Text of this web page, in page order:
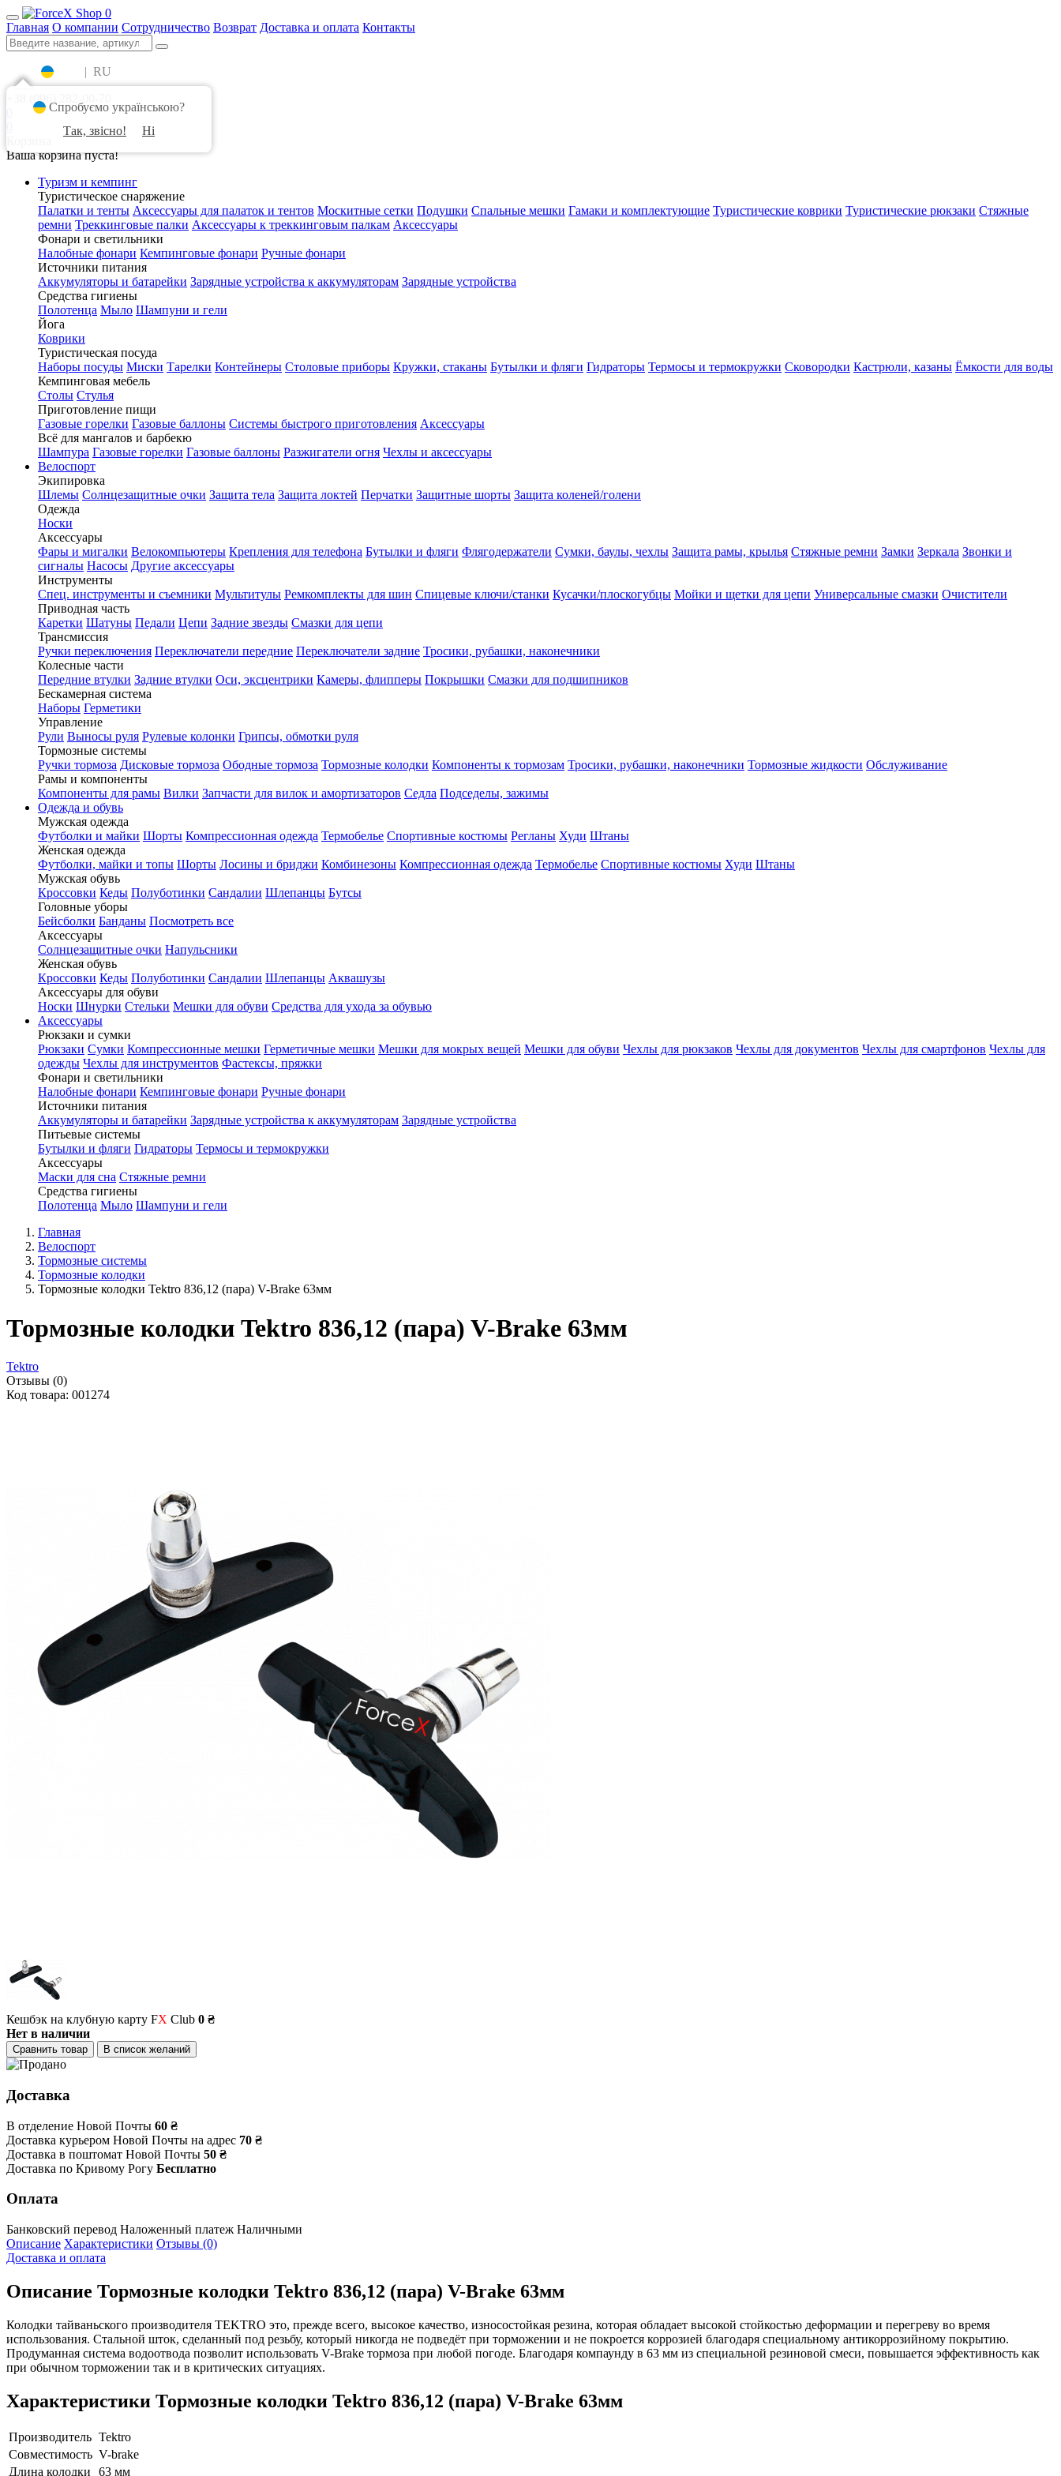
0
Главная О компании Сотрудничество Возврат Доставка и оплата Контакты
| RU
+38 (096) 282-00-70
Ваша корзина пуста!
Туризм и кемпинг
Туристическое снаряжение
Палатки и тенты Аксессуары для палаток и тентов Москитные сетки Подушки Спальные мешки Гамаки и комплектующие Туристические коврики Туристические рюкзаки Стяжные
ремни Треккинговые палки Аксессуары к треккинговым палкам Аксессуары
Фонари и светильники
Налобные фонари Кемпинговые фонари Ручные фонари
Источники питания
Аккумуляторы и батарейки Зарядные устройства к аккумуляторам Зарядные устройства
Средства гигиены
Полотенца Мыло Шампуни и гели
Йога
Коврики
Туристическая посуда
Наборы посуды Миски Тарелки Контейнеры Столовые приборы Кружки, стаканы Бутылки и фляги Гидраторы Термосы и термокружки Сковородки Кастрюли, казаны Ёмкости для воды
Кемпинговая мебель
Столы Стулья
Приготовление пищи
Газовые горелки Газовые баллоны Системы быстрого приготовления Аксессуары
Всё для мангалов и барбекю
Шампура Газовые горелки Газовые баллоны Разжигатели огня Чехлы и аксессуары
Велоспорт
Экипировка
Шлемы Солнцезащитные очки Защита тела Защита локтей Перчатки Защитные шорты Защита коленей/голени
Одежда
Носки
Аксессуары
Фары и мигалки Велокомпьютеры Крепления для телефона Бутылки и фляги Флягодержатели Сумки, баулы, чехлы Защита рамы, крылья Стяжные ремни Замки Зеркала Звонки и
сигналы Насосы Другие аксессуары
Инструменты
Спец. инструменты и съемники Мультитулы Ремкомплекты для шин Спицевые ключи/станки Кусачки/плоскогубцы Мойки и щетки для цепи Универсальные смазки Очистители
Приводная часть
Каретки Шатуны Педали Цепи Задние звезды Смазки для цепи
Трансмиссия
Ручки переключения Переключатели передние Переключатели задние Тросики, рубашки, наконечники
Колесные части
Передние втулки Задние втулки Оси, эксцентрики Камеры, флипперы Покрышки Смазки для подшипников
Бескамерная система
Наборы Герметики
Управление
Рули Выносы руля Рулевые колонки Грипсы, обмотки руля
Тормозные системы
Ручки тормоза Дисковые тормоза Ободные тормоза Тормозные колодки Компоненты к тормозам Тросики, рубашки, наконечники Тормозные жидкости Обслуживание
Рамы и компоненты
Компоненты для рамы Вилки Запчасти для вилок и амортизаторов Седла Подседелы, зажимы
Одежда и обувь
Мужская одежда
Футболки и майки Шорты Компрессионная одежда Термобелье Спортивные костюмы Регланы Худи Штаны
Женская одежда
Футболки, майки и топы Шорты Лосины и бриджи Комбинезоны Компрессионная одежда Термобелье Спортивные костюмы Худи Штаны
Мужская обувь
Кроссовки Кеды Полуботинки Сандалии Шлепанцы Бутсы
Головные уборы
Бейсболки Банданы Посмотреть все
Аксессуары
Солнцезащитные очки Напульсники
Женская обувь
Кроссовки Кеды Полуботинки Сандалии Шлепанцы Аквашузы
Аксессуары для обуви
Носки Шнурки Стельки Мешки для обуви Средства для ухода за обувью
Аксессуары
Рюкзаки и сумки
Рюкзаки Сумки Компрессионные мешки Герметичные мешки Мешки для мокрых вещей Мешки для обуви Чехлы для рюкзаков Чехлы для документов Чехлы для смартфонов Чехлы для
одежды Чехлы для инструментов Фастексы, пряжки
Фонари и светильники
Налобные фонари Кемпинговые фонари Ручные фонари
Источники питания
Аккумуляторы и батарейки Зарядные устройства к аккумуляторам Зарядные устройства
Питьевые системы
Бутылки и фляги Гидраторы Термосы и термокружки
Аксессуары
Маски для сна Стяжные ремни
Средства гигиены
Полотенца Мыло Шампуни и гели
Главная
Велоспорт
Тормозные системы
Тормозные колодки
Тормозные колодки Tektro 836,12 (пара) V-Brake 63мм
Тормозные колодки Tektro 836,12 (пара) V-Brake 63мм
Tektro
Отзывы (0)
Код товара: 001274
Кешбэк на клубную карту FX Club 0 ₴
Нет в наличии
Сравнить товар В список желаний
Доставка
В отделение Новой Почты 60 ₴
Доставка курьером Новой Почты на адрес 70 ₴
Доставка в поштомат Новой Почты 50 ₴
Доставка по Кривому Рогу Бесплатно
Оплата
Банковский перевод Наложенный платеж Наличными
Описание Характеристики Отзывы (0)
Доставка и оплата
Описание Тормозные колодки Tektro 836,12 (пара) V-Brake 63мм
Колодки тайваньского производителя TEKTRO это, прежде всего, высокое качество, износостойкая резина, которая обладает высокой стойкостью деформации и перегреву во время
использования. Стальной шток, сделанный под резьбу, который никогда не подведёт при торможении и не покроется коррозией благодаря специальному антикоррозийному покрытию.
Продуманная система водоотвода позволит использовать V-Brake тормоза при любой погоде. Благодаря компаунду в 63 мм из специальной резиновой смеси, повышается эффективность как
при обычном торможении так и в критических ситуациях.
Характеристики Тормозные колодки Tektro 836,12 (пара) V-Brake 63мм
Производитель Tektro
Совместимость V-brake
Длина колодки
63 мм
Спробуємо українською?
Так, звісно!
Ні